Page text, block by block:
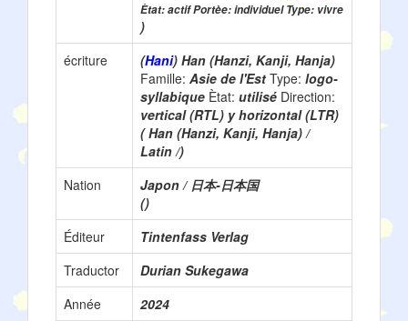
Ètat: actif Portèe: individuel Type: vivre
)
écriture
(Hani) Han (Hanzi, Kanji, Hanja)
Famille: Asie de l'Est Type: logo-
syllabique Ètat: utilisé Direction:
vertical (RTL) y horizontal (LTR)
( Han (Hanzi, Kanji, Hanja) /
Latin /)
Nation
Japon / 日本-日本国
()
Éditeur
Tintenfass Verlag
Traductor
Durian Sukegawa
Année
2024